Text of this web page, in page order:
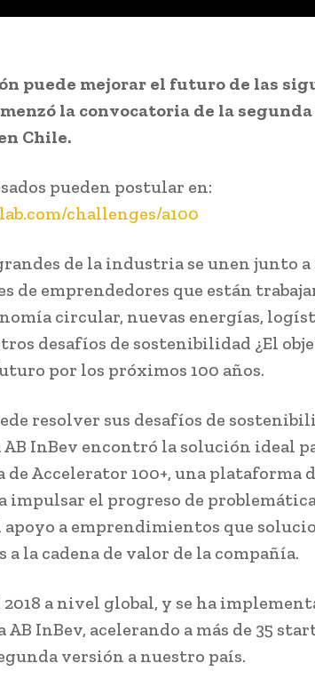
puede mejorar el futuro de las
la convocatoria de la
Chile.
pueden postular en:
challenges/a100
de la industria se unen junto a
de emprendedores que están
circular, nuevas energías,
desafíos de sostenibilidad ¿El
por los próximos 100 años.
resolver sus desafíos de
InBev encontró la solución ideal
de Accelerator 100+, una plataforma
impulsar el progreso de
a emprendimientos que
la cadena de valor de la compañía.
a nivel global, y se ha
AB InBev, acelerando a más de 35
versión a nuestro país.